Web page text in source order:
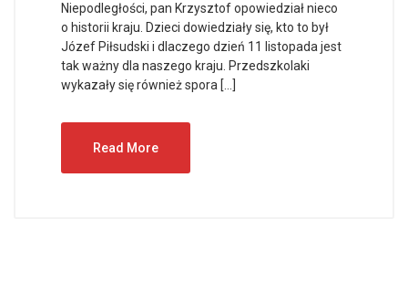
Niepodległości, pan Krzysztof opowiedział nieco
o historii kraju. Dzieci dowiedziały się, kto to był
Józef Piłsudski i dlaczego dzień 11 listopada jest
tak ważny dla naszego kraju. Przedszkolaki
wykazały się również spora […]
Read More